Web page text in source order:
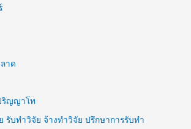
าด
ริญญาโท
รับทำวิจัย จ้างทำวิจัย ปรึกษาการรับทำ